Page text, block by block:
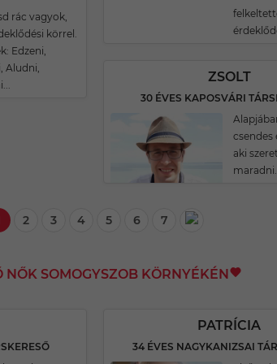
rác vagyok,
körrel.
Edzeni,
Aludni,
ZSOLT
30 ÉVES KAPOSVÁRI
csendes
aki
maradni.
2 3 4 5 6 7
NŐK SOMOGYSZOB KÖRNYÉKÉN
PATRÍCIA
34 ÉVES NAGYKANIZSAI